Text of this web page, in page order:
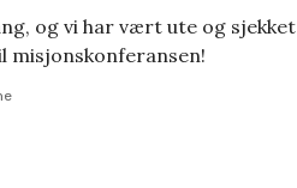
og vi har vært ute og sjekket